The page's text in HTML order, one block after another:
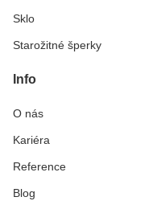
Sklo
Starožitné šperky
Info
O nás
Kariéra
Reference
Blog